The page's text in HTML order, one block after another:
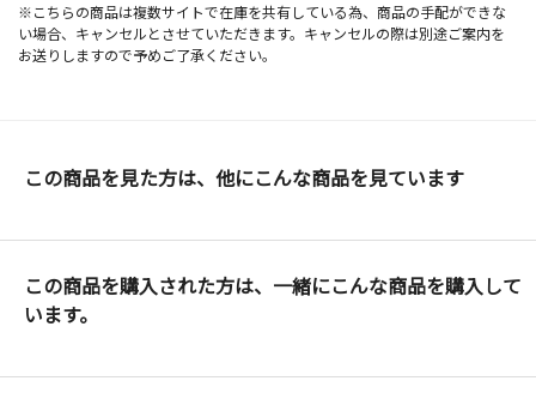
※こちらの商品は複数サイトで在庫を共有している為、商品の手配ができな
い場合、キャンセルとさせていただきます。キャンセルの際は別途ご案内を
お送りしますので予めご了承ください。
この商品を見た方は、他にこんな商品を見ています
この商品を購入された方は、一緒にこんな商品を購入して
います。